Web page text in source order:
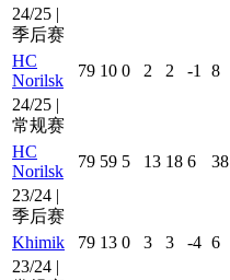
24/25 |
季后赛
HC
Norilsk
79 10 0 2 2 -1 8
24/25 |
常规赛
HC
Norilsk
79 59 5 13 18 6 38
23/24 |
季后赛
Khimik
79 13 0 3 3 -4 6
23/24 |